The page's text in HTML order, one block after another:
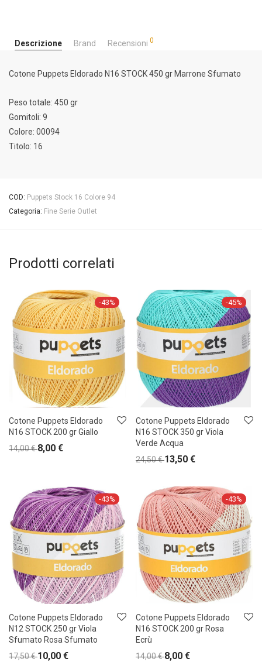
Descrizione Brand Recensioni 0
Cotone Puppets Eldorado N16 STOCK 450 gr Marrone Sfumato
Peso totale: 450 gr
Gomitoli: 9
Colore: 00094
Titolo: 16
COD: Puppets Stock 16 Colore 94
Categoria: Fine Serie Outlet
Prodotti correlati
-43%
Cotone Puppets Eldorado
N16 STOCK 200 gr Giallo
14,00€ 8,00 €
-45%
Cotone Puppets Eldorado
N16 STOCK 350 gr Viola
Verde Acqua
24,50€ 13,50 €
-43%
Cotone Puppets Eldorado
N12 STOCK 250 gr Viola
Sfumato Rosa Sfumato
17,50€ 10,00 €
-43%
Cotone Puppets Eldorado
N16 STOCK 200 gr Rosa
Ecrù
14,00€ 8,00 €